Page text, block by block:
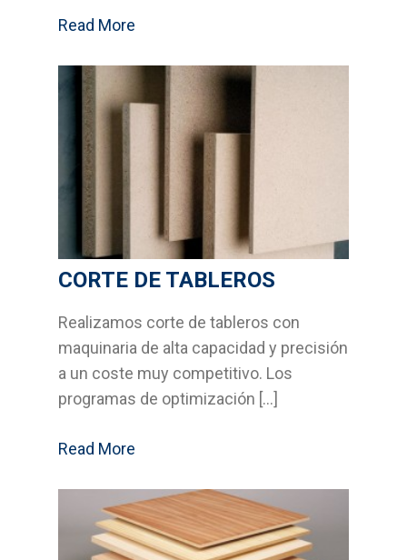
Read More
CORTE DE TABLEROS
Realizamos corte de tableros con
maquinaria de alta capacidad y precisión
a un coste muy competitivo. Los
programas de optimización […]
Read More